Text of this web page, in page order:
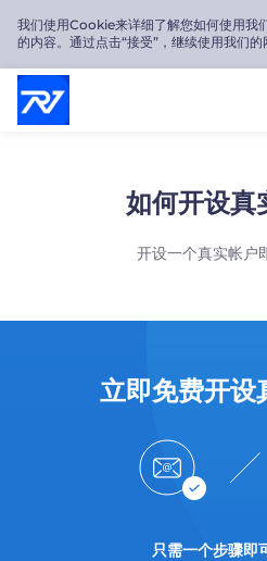
我们使用Cookie来详细了解您如何使用我
的内容。通过点击“接受”，继续使用我们的
交易培训
如何开设真
开设一个真实帐户
立即免费开设
只需一个步骤即